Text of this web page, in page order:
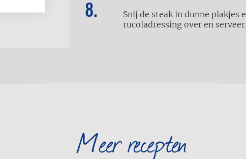
Snij de steak in dunne plakjes
rucoladressing over en
Meer recepten